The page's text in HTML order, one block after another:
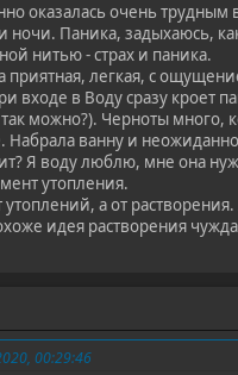
оказалась очень
ночи. Паника, задыхаюсь,
нитью - страх и паника.
приятная, легкая, с
входе в Воду сразу кроет
так можно?). Черноты
Набрала ванну и
Я воду люблю, мне она
утопления.
а от
идея растворения
00:29:46